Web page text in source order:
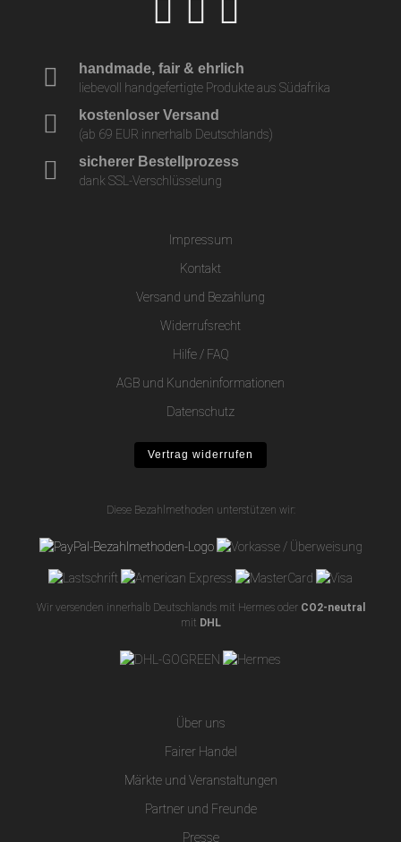
handmade, fair & ehrlich
liebevoll handgefertigte Produkte aus Südafrika
kostenloser Versand
(ab 69 EUR innerhalb Deutschlands)
sicherer Bestellprozess
dank SSL-Verschlüsselung
Impressum
Kontakt
Versand und Bezahlung
Widerrufsrecht
Hilfe / FAQ
AGB und Kundeninformationen
Datenschutz
Vertrag widerrufen
Diese Bezahlmethoden unterstützen wir:
Wir versenden innerhalb Deutschlands mit Hermes oder CO2-neutral
mit DHL
Über uns
Fairer Handel
Märkte und Veranstaltungen
Partner und Freunde
Presse